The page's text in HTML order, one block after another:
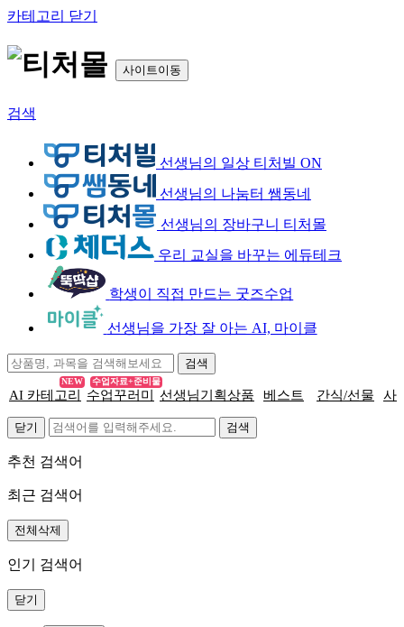
카테고리 닫기
사이트이동
검색
선생님의 일상 티처빌 ON
선생님의 나눔터 쌤동네
선생님의 장바구니 티처몰
우리 교실을 바꾸는 에듀테크
학생이 직접 만드는 굿즈수업
선생님을 가장 잘 아는 AI, 마이클
AI 카테고리
NEW
수업꾸러미
수업자료+준비물
선생님기획상품 베스트 간식/선물 사
닫기
추천 검색어
최근 검색어
전체삭제
인기 검색어
닫기